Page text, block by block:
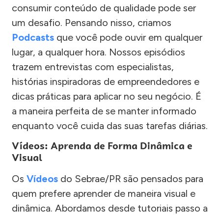
consumir conteúdo de qualidade pode ser
um desafio. Pensando nisso, criamos
Podcasts que você pode ouvir em qualquer
lugar, a qualquer hora. Nossos episódios
trazem entrevistas com especialistas,
histórias inspiradoras de empreendedores e
dicas práticas para aplicar no seu negócio. É
a maneira perfeita de se manter informado
enquanto você cuida das suas tarefas diárias.
Vídeos: Aprenda de Forma Dinâmica e
Visual
Os Vídeos do Sebrae/PR são pensados para
quem prefere aprender de maneira visual e
dinâmica. Abordamos desde tutoriais passo a